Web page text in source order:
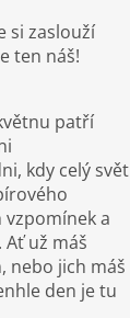
si zaslouží
ten náš!
patří
kdy celý svět
a
už máš
nebo jich máš
den je tu